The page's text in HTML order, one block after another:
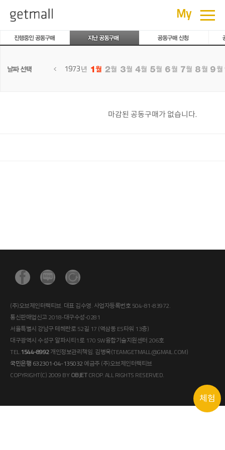
My ≡
공동구매
1973
마감된 공동구매가 없습니다.
(주)오브제인터랙티브. 대표 김수영. 사업자등록번호 504-81-83972.
통신판매업신고 2018-대구수성-0281
서울특별시 강남구 테헤란로 52길 17 (역삼동 ES타워 13층)
대구광역시 수성구 알파시티1로 170 SW융합기술지원센터 206호
TEL.1544-8992개인정보관리책임. 김병욱(TEAMGETMALL@GMAIL.COM)
국민은행 632301-04-135032 예금주 (주)오브제인터랙티브
COPYRIGHT(C) 2009 BYOBJETCROP. ALL RIGHTS RESERVED.
체험